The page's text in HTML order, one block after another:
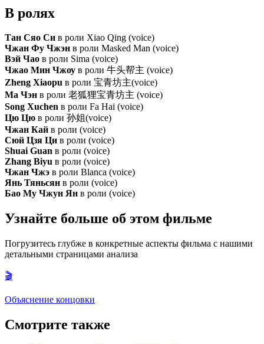
В ролях
Тан Сяо Си в роли Xiao Qing (voice)
Чжан Фу Чжэн в роли Masked Man (voice)
Вэй Чао в роли Sima (voice)
Чжао Мин Чжоу в роли 牛头帮主 (voice)
Zheng Xiaopu в роли 宝青坊主(voice)
Ма Чэн в роли 老狐狸宝青坊主 (voice)
Song Xuchen в роли Fa Hai (voice)
Цю Цю в роли 孙姐(voice)
Чжан Кай в роли (voice)
Сюй Цзя Ци в роли (voice)
Shuai Guan в роли (voice)
Zhang Biyu в роли (voice)
Чжан Чжэ в роли Blanca (voice)
Янь Тяньсян в роли (voice)
Бао Му Чжун Ян в роли (voice)
Узнайте больше об этом фильме
Погрузитесь глубже в конкретные аспекты фильма с нашими
детальными страницами анализа
🎬
Объяснение концовки
Смотрите также